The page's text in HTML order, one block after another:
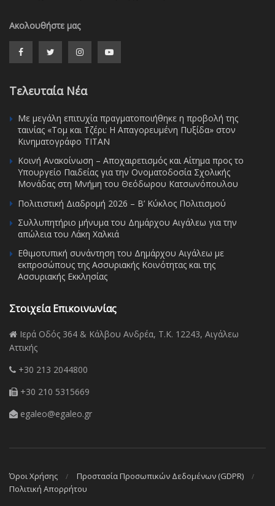
Ακολουθήστε μας
Τελευταία Νέα
Με μεγάλη επιτυχία πραγματοποιήθηκε η προβολή της
ταινίας «Τομ και Τζέρι: Η Απαγορευμένη Πυξίδα» στον
Κινηματογράφο ΤΙΤΑΝ
Κοινή Ανακοίνωση – Αποχαιρετισμός και Αίτημα προς το
Υπουργείο Παιδείας για την Ονοματοδοσία Σχολικής
Μονάδας στη Μνήμη του Θεόδωρου Κατσωνόπουλου
Πολιτιστική Διαδρομή 2026 – Β’ Κύκλος Πολιτισμού
Συλλυπητήριο μήνυμα του Δημάρχου Αιγάλεω για την
απώλεια του Λάκη Χαλκιά
Εθιμοτυπική συνάντηση του Δημάρχου Αιγάλεω με
εκπροσώπους της Ασσυριακής Κοινότητας και της
Ασσυριακής Εκκλησίας
Στοιχεία Επικοινωνίας
Ιερά Οδός 364 & Κάλβου Ανδρέα, Τ.Κ. 12243, Αιγάλεω
Αττικής
+30 213 2044800
+30 210 5315669
egaleo@egaleo.gr
Όροι Χρήσης
Προστασία Προσωπικών Δεδομένων (GDPR)
Πολιτική Απορρήτου